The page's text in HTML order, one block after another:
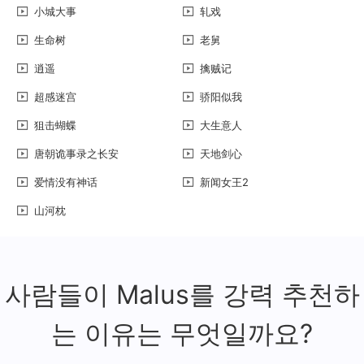
小城大事 轧戏
生命树 老舅
逍遥 擒贼记
超感迷宫 骄阳似我
狙击蝴蝶 大生意人
唐朝诡事录之长安 天地剑心
爱情没有神话 新闻女王2
山河枕
사람들이 Malus를 강력 추천하
는 이유는 무엇일까요?